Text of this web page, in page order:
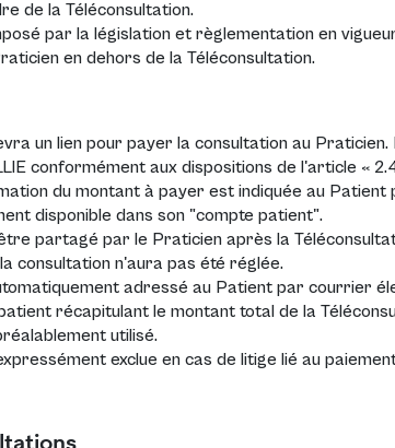
de la Téléconsultation.
par la législation et règlementation en
en dehors de la Téléconsultation.
un lien pour payer la consultation au Praticien.
conformément aux dispositions de l'article «
du montant à payer est indiquée au Patient
disponible dans son "compte patient".
partagé par le Praticien après la
consultation n'aura pas été réglée.
adressé au Patient par courrier
récapitulant le montant total de la
utilisé.
exclue en cas de litige lié au